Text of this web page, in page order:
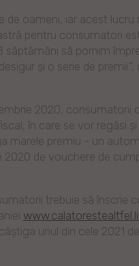
de oameni, iar acest
pentru consumatori
săptămâni să pornim
și o serie de
2020, consumatorii
în care se vor regăsi
marele premiu - un
2020 de vouchere de
trebuie să înscrie
unul din cele 2021